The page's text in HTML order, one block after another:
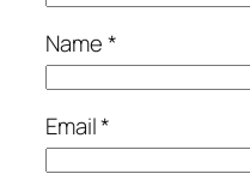
Name*
Email*